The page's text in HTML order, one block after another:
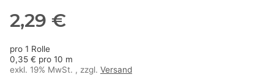
2,29 €
pro 1 Rolle
0,35 € pro 10 m
exkl. 19% MwSt. , zzgl. Versand